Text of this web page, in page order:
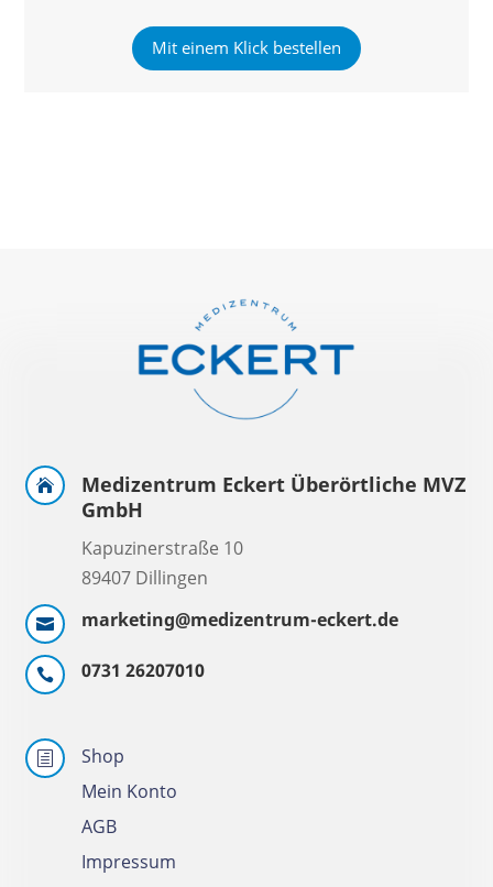
Mit einem Klick bestellen

Medizentrum Eckert Überörtliche MVZ
GmbH
Kapuzinerstraße 10
89407 Dillingen
 marketing@medizentrum-eckert.de
 0731 26207010
h
Shop
Mein Konto
AGB
Impressum